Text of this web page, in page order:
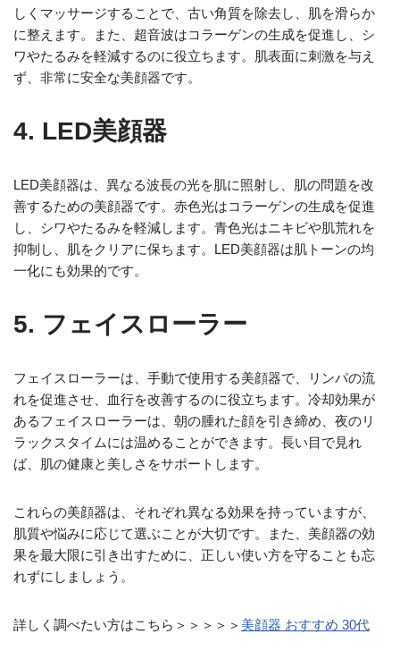
しくマッサージすることで、古い角質を除去し、肌を滑らか
に整えます。また、超音波はコラーゲンの生成を促進し、シ
ワやたるみを軽減するのに役立ちます。肌表面に刺激を与え
ず、非常に安全な美顔器です。
4. LED美顔器
LED美顔器は、異なる波長の光を肌に照射し、肌の問題を改
善するための美顔器です。赤色光はコラーゲンの生成を促進
し、シワやたるみを軽減します。青色光はニキビや肌荒れを
抑制し、肌をクリアに保ちます。LED美顔器は肌トーンの均
一化にも効果的です。
5. フェイスローラー
フェイスローラーは、手動で使用する美顔器で、リンパの流
れを促進させ、血行を改善するのに役立ちます。冷却効果が
あるフェイスローラーは、朝の腫れた顔を引き締め、夜のリ
ラックスタイムには温めることができます。長い目で見れ
ば、肌の健康と美しさをサポートします。
これらの美顔器は、それぞれ異なる効果を持っていますが、
肌質や悩みに応じて選ぶことが大切です。また、美顔器の効
果を最大限に引き出すために、正しい使い方を守ることも忘
れずにしましょう。
詳しく調べたい方はこちら＞＞＞＞＞ 美顔器 おすすめ 30代